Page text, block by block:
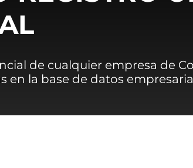
de cualquier empresa de
en la base de datos